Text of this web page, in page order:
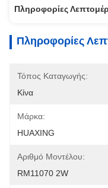
Πληροφορίες
Πληροφορίες
Τόπος Καταγωγής:
Κίνα
Μάρκα:
HUAXING
Αριθμό Μοντέλου:
RM11070 2W